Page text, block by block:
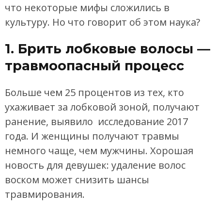
что некоторые мифы сложились в
культуру. Но что говорит об этом наука?
1. Брить лобковые волосы —
травмоопасный процесс
Больше чем 25 процентов из тех, кто
ухаживает за лобковой зоной, получают
ранение, выявило исследование 2017
года. И женщины получают травмы
немного чаще, чем мужчины. Хорошая
новость для девушек: удаление волос
воском может снизить шансы
травмирования.